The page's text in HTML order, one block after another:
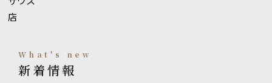
what's new
新着情報